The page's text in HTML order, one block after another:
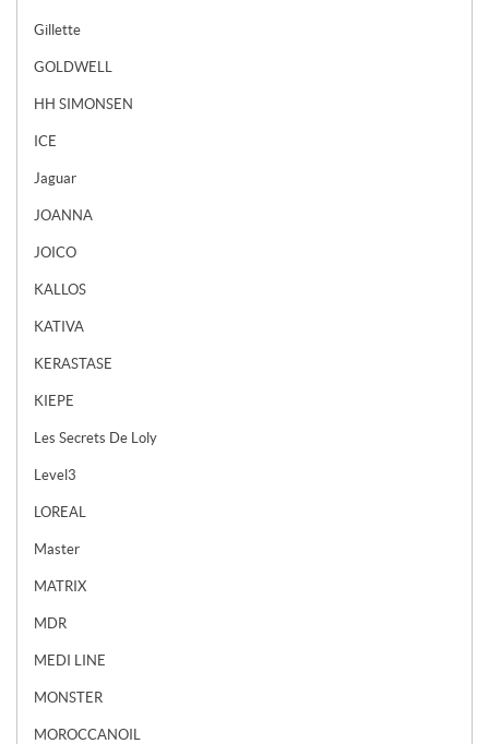
Gillette
GOLDWELL
HH SIMONSEN
ICE
Jaguar
JOANNA
JOICO
KALLOS
KATIVA
KERASTASE
KIEPE
Les Secrets De Loly
Level3
LOREAL
Master
MATRIX
MDR
MEDI LINE
MONSTER
MOROCCANOIL